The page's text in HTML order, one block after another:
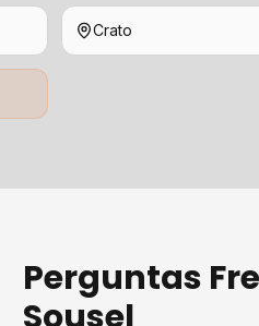
Crato
Perguntas